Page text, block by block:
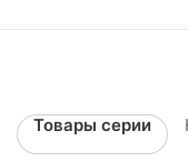
Товары серии